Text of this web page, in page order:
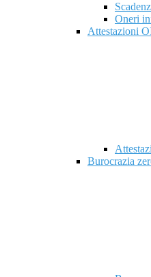
Oneri
Attestazioni
Burocrazia